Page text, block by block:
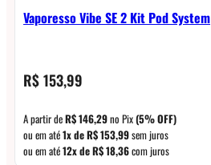
Vaporesso Vibe SE 2 Kit Pod System
R$153,99
A partir deR$146,29no Pix(5% OFF)
ou em até1x deR$153,99sem juros
ou em até12x deR$18,36com juros